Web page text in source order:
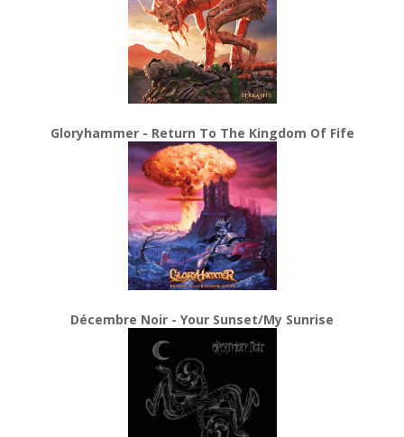
Gloryhammer - Return To The Kingdom Of Fife
Décembre Noir - Your Sunset/My Sunrise